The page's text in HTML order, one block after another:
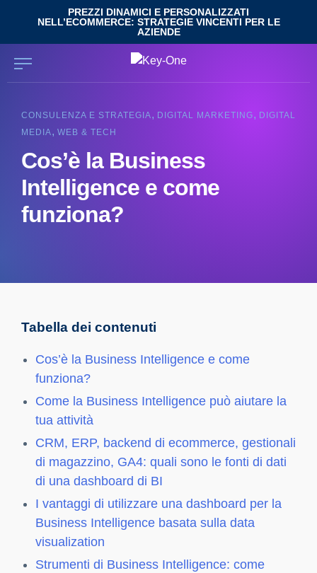
contenuto
PREZZI DINAMICI E PERSONALIZZATI
NELL’ECOMMERCE: STRATEGIE VINCENTI PER LE
AZIENDE
CONSULENZA E STRATEGIA, DIGITAL MARKETING, DIGITAL
MEDIA, WEB & TECH
Cos’è la Business
Intelligence e come
funziona?
Tabella dei contenuti
Cos’è la Business Intelligence e come
funziona?
Come la Business Intelligence può aiutare la
tua attività
CRM, ERP, backend di ecommerce, gestionali
di magazzino, GA4: quali sono le fonti di dati
di una dashboard di BI
I vantaggi di utilizzare una dashboard per la
Business Intelligence basata sulla data
visualization
Strumenti di Business Intelligence: come